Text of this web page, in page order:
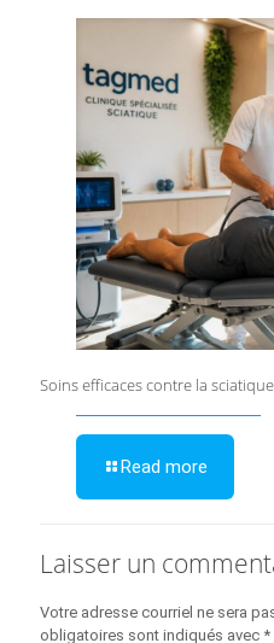
Soins efficaces contre la
Read more
Laisser un
Votre adresse courriel ne sera
obligatoires sont indiqués avec *